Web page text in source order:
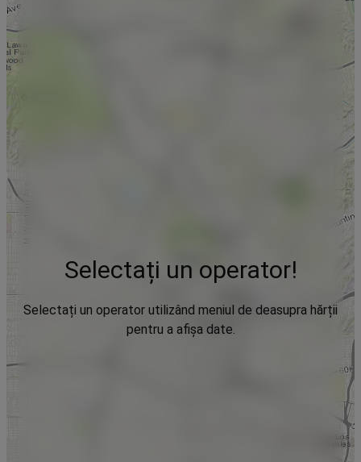
Selectați un operator!
Selectați un operator utilizând meniul de deasupra hărții
pentru a afișa date.